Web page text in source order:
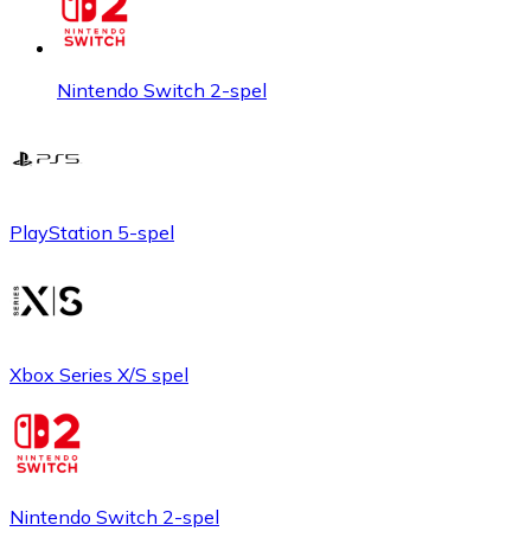
Nintendo Switch 2-spel
PlayStation 5-spel
Xbox Series X/S spel
Nintendo Switch 2-spel